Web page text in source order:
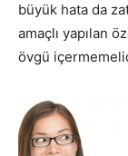
büyük hata da
amaçlı yapılan
övgü